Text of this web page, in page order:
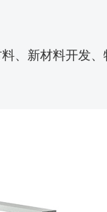
、新材料开发